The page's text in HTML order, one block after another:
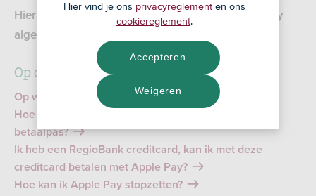
Hier vind je de veelgestelde vragen over Apple Pay
algemeen.
Op deze pagina:
Op welke apparaten is Apple Pay te gebruiken?
Hoe activeer ik Apple Pay en krijg ik een digitale
betaalpas?
Ik heb een RegioBank creditcard, kan ik met deze
creditcard betalen met Apple Pay?
Hoe kan ik Apple Pay stopzetten?
Hier vind je ons privacyreglement en ons
cookiereglement.
Weigeren
Accepteren